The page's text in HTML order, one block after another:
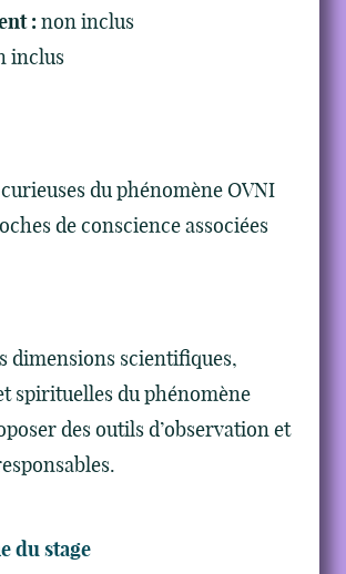
:non inclus
inclus
du phénomène OVNI
de conscience associées
dimensions scientifiques,
spirituelles du phénomène
des outils d’observation et
du stage